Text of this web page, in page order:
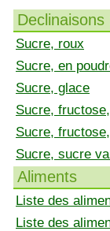
Declinaisons
Sucre, roux
Sucre, en
Sucre, glace
Sucre,
Sucre,
Sucre, sucre
Aliments
Liste des
Liste des